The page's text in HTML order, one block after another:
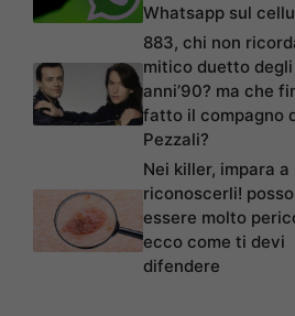
Whatsapp sul
883, chi non
mitico duetto degli
anni’90? ma che
fatto il compagno
Pezzali?
Nei killer, impara a
riconoscerli!
essere molto
ecco come ti devi
difendere